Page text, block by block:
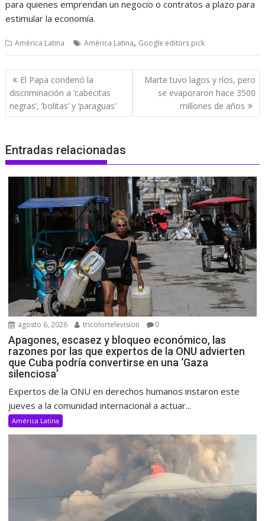
para quienes emprendan un negocio o contratos a plazo para
estimular la economía.
América Latina América Latina, Google editors pick
Navegación
de
entradas
El Papa condenó la
discriminación a ‘cabecitas
negras’, ‘bolitas’ y ‘paraguas’
Marte tuvo lagos y ríos, pero
se evaporaron hace 3500
millones de años
Entradas relacionadas
agosto 6, 2026 tricolortelevision 0
Apagones, escasez y bloqueo económico, las
razones por las que expertos de la ONU advierten
que Cuba podría convertirse en una ‘Gaza
silenciosa’
Expertos de la ONU en derechos humanos instaron este
jueves a la comunidad internacional a actuar...
América Latina